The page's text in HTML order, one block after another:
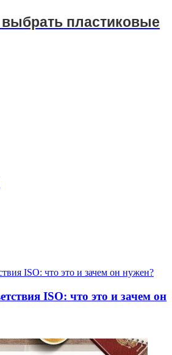
пластиковые
ISO: что это и зачем он